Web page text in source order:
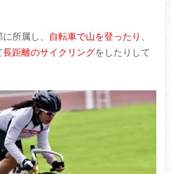
所属し、 自転車で山を登ったり
長距離のサイクリングをしたりして